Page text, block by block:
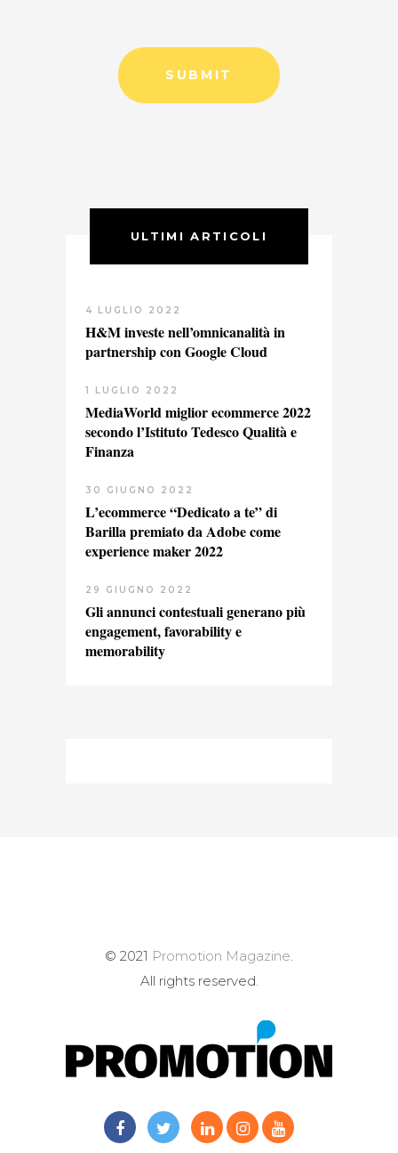
ULTIMI ARTICOLI
4 LUGLIO 2022
H&M investe nell’omnicanalità in
partnership con Google Cloud
1 LUGLIO 2022
MediaWorld miglior ecommerce 2022
secondo l’Istituto Tedesco Qualità e
Finanza
30 GIUGNO 2022
L’ecommerce “Dedicato a te” di
Barilla premiato da Adobe come
experience maker 2022
29 GIUGNO 2022
Gli annunci contestuali generano più
engagement, favorability e
memorability
© 2021 Promotion Magazine.
All rights reserved.